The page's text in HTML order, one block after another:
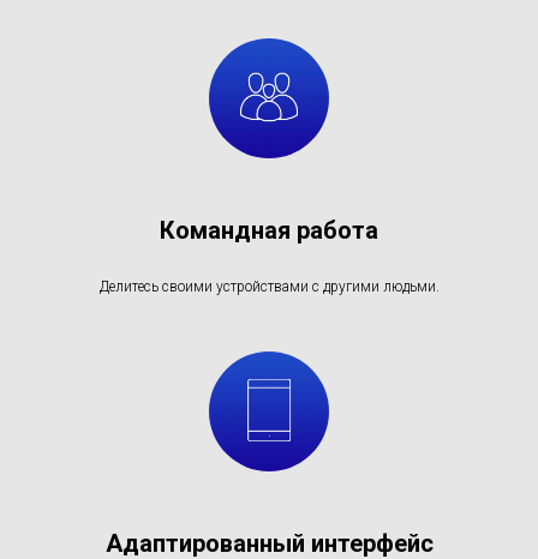
Командная работа
Делитесь своими устройствами с другими людьми.
Адаптированный интерфейс